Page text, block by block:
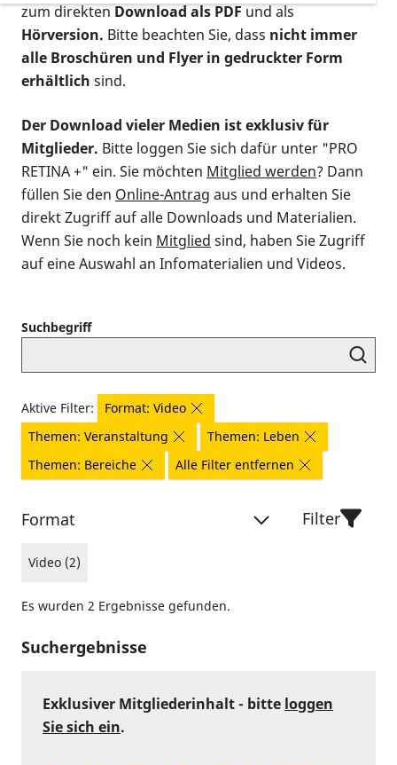
zum direktenDownload als PDFund als
Hörversion. Bitte beachten Sie, dass nicht immer
alle Broschüren und Flyer in gedruckter Form
erhältlich sind.
Der Download vieler Medien ist exklusiv für
Mitglieder. Bitte loggen Sie sich dafür unter "PRO
RETINA +" ein. Sie möchten Mitglied werden? Dann
füllen Sie den Online-Antrag aus und erhalten Sie
direkt Zugriff auf alle Downloads und Materialien.
Wenn Sie noch kein Mitglied sind, haben Sie Zugriff
auf eine Auswahl an Infomaterialien und Videos.
Suchbegriff
Aktive Filter:
Format: Video
Themen: Veranstaltung
Themen: Leben
Themen: Bereiche
Alle Filter entfernen
Format
Video (2)
Filter
Es wurden 2 Ergebnisse gefunden.
Suchergebnisse
Exklusiver Mitgliederinhalt - bitte loggen
Sie sich ein.